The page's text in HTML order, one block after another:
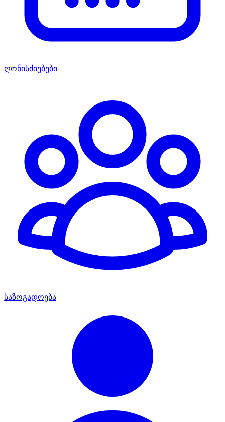
ღონისძიებები
საზოგადოება